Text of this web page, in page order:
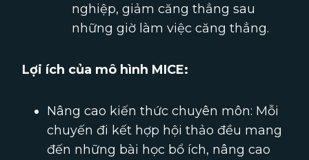
nghiệp, giảm căng thẳng sau
những giờ làm việc căng thẳng.
Lợi ích của mô hình MICE:
Nâng cao kiến thức chuyên môn: Mỗi
chuyến đi kết hợp hội thảo đều mang
đến những bài học bổ ích, nâng cao